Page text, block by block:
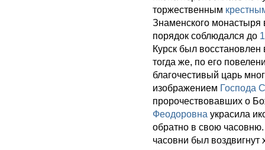
торжественным
Знаменского монастыря
порядок соблюдался до
Курск был восстановлен
тогда же, по его
благочестивый царь
изображением Господа
пророчествовавших о
Феодоровна украсила
обратно в свою
часовни был